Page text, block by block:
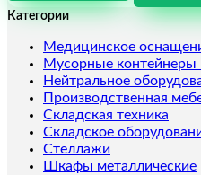
с
мя
перфорированными
полками
длина
1300
мм
Категории
Медицинское
Мусорные контейнеры
Нейтральное
Производственная
Складская техника
Складское
Стеллажи
Шкафы металлические